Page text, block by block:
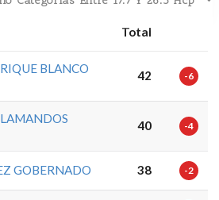
Total
BLANCO
42 -6
40 -4
GOBERNADO 38 -2